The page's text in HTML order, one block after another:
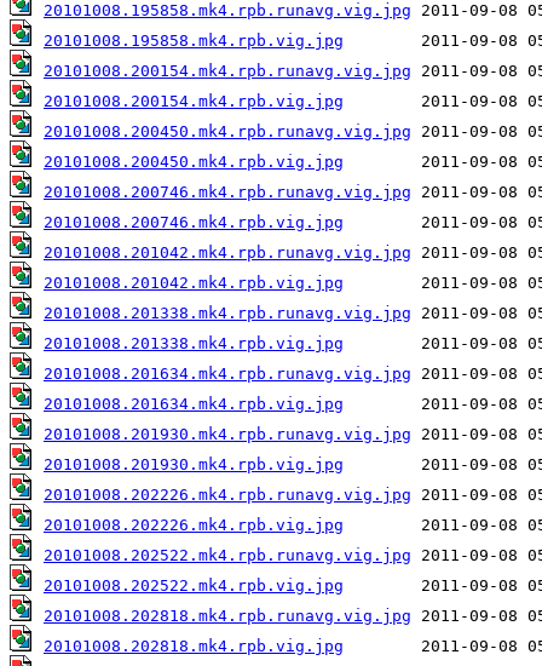
20101008.195858.mk4.rpb.runavg.vig.jpg
20101008.195858.mk4.rpb.vig.jpg
20101008.200154.mk4.rpb.runavg.vig.jpg
20101008.200154.mk4.rpb.vig.jpg
20101008.200450.mk4.rpb.runavg.vig.jpg
20101008.200450.mk4.rpb.vig.jpg
20101008.200746.mk4.rpb.runavg.vig.jpg
20101008.200746.mk4.rpb.vig.jpg
20101008.201042.mk4.rpb.runavg.vig.jpg
20101008.201042.mk4.rpb.vig.jpg
20101008.201338.mk4.rpb.runavg.vig.jpg
20101008.201338.mk4.rpb.vig.jpg
20101008.201634.mk4.rpb.runavg.vig.jpg
20101008.201634.mk4.rpb.vig.jpg
20101008.201930.mk4.rpb.runavg.vig.jpg
20101008.201930.mk4.rpb.vig.jpg
20101008.202226.mk4.rpb.runavg.vig.jpg
20101008.202226.mk4.rpb.vig.jpg
20101008.202522.mk4.rpb.runavg.vig.jpg
20101008.202522.mk4.rpb.vig.jpg
20101008.202818.mk4.rpb.runavg.vig.jpg
20101008.202818.mk4.rpb.vig.jpg